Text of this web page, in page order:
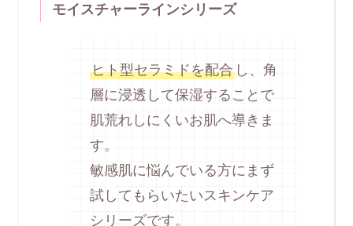
モイスチャーラインシリーズ
ヒト型セラミドを配合し、角
層に浸透して保湿することで
肌荒れしにくいお肌へ導きま
す。
敏感肌に悩んでいる方にまず
試してもらいたいスキンケア
シリーズです。